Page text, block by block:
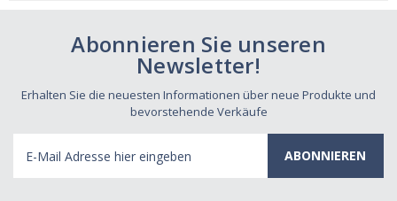
Abonnieren Sie unseren
Newsletter!
Erhalten Sie die neuesten Informationen über neue Produkte und
bevorstehende Verkäufe
Mail
Adresse